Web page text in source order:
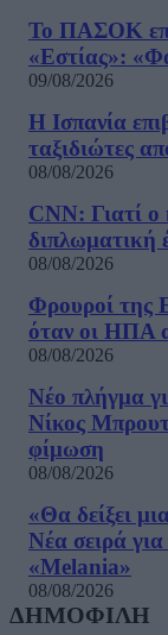
Το ΠΑΣΟΚ
«Εστίας»:
09/08/2026
Η Ισπανία
ταξιδιώτες
08/08/2026
CNN: Γιατί
διπλωματική
08/08/2026
Φρουροί της
όταν οι ΗΠΑ
08/08/2026
Νέο πλήγμα
Νίκος
φίμωση
08/08/2026
«Θα δείξει
Νέα σειρά
«Melania»
08/08/2026
ΔΗΜΟΦΙΛΗ